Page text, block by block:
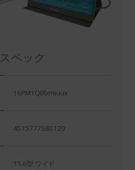
スペック
16PM1QBbmiuux
4515777580120
15.6型 ワイド